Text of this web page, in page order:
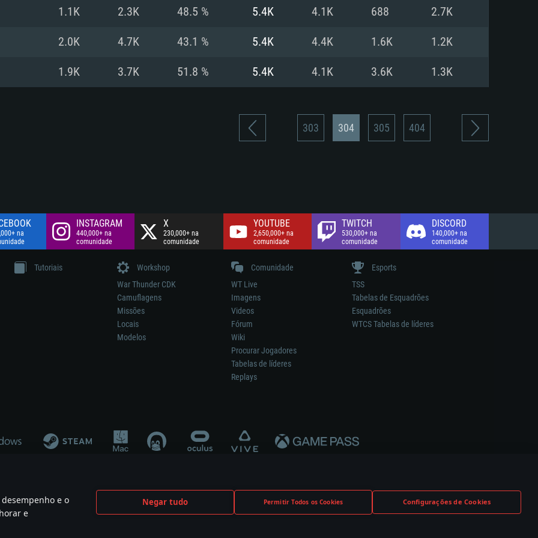
e o
e
Negar tudo Permitir Todos os Cookies Configurações de Cookies
Disco: 60,2 GB
Network: Internet de banda larga.
Disco: 60,2 GB
1.1K 2.3K 48.5 % 5.4K 4.1K 688 2.7K
2.0K 4.7K 43.1 % 5.4K 4.4K 1.6K 1.2K
1.9K 3.7K 51.8 % 5.4K 4.1K 3.6K 1.3K
303 304 305 404
na
INSTAGRAM
440,000+ na
comunidade
X
230,000+ na
comunidade
YOUTUBE
2,650,000+ na
comunidade
TWITCH
530,000+ na
comunidade
DISCORD
140,000+ na
comunidade
Tutoriais
Workshop
War Thunder CDK
Camuflagens
Missões
Locais
Modelos
Comunidade
WT Live
Imagens
Videos
Fórum
Wiki
Procurar Jogadores
Tabelas de líderes
Replays
Esports
TSS
Tabelas de Esquadrões
Esquadrões
WTCS Tabelas de líderes
significa participação no desenvolvimento, patrocínio ou aval do respetivo construtor.
are the property of their respective owners.